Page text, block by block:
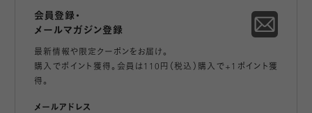
会員登録・
メールマガジン登録
最新情報や限定クーポンをお届け。
購入でポイント獲得。会員は110円（税込）購入で+1ポイント獲
得。
メールアドレス